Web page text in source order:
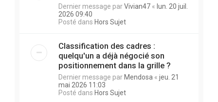
Dernier message parVivian47 « lun. 20 juil.
2026 09:40
Posté dans Hors Sujet
Classification des cadres :
quelqu'un a déjà négocié son
positionnement dans la grille ?
Dernier message parMendosa « jeu. 21
mai 2026 11:03
Posté dans Hors Sujet